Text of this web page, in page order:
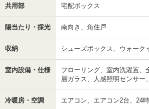
共用部 宅配ボックス
陽当たり・採光 南向き、角住戸
収納 シューズボックス、ウォーク
室内設備・仕様
フローリング、室内洗濯置、
層ガラス、人感照明センサー
冷暖房・空調 エアコン、エアコン2台、24